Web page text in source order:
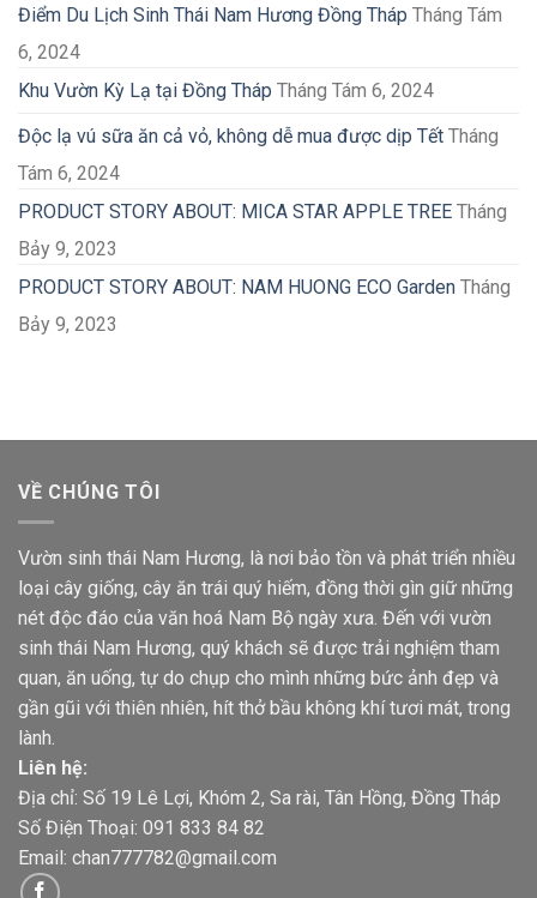
Điểm Du Lịch Sinh Thái Nam Hương Đồng Tháp Tháng Tám
6, 2024
Khu Vườn Kỳ Lạ tại Đồng Tháp Tháng Tám 6, 2024
Độc lạ vú sữa ăn cả vỏ, không dễ mua được dịp Tết Tháng
Tám 6, 2024
PRODUCT STORY ABOUT: MICA STAR APPLE TREE Tháng
Bảy 9, 2023
PRODUCT STORY ABOUT: NAM HUONG ECO Garden Tháng
Bảy 9, 2023
VỀ CHÚNG TÔI
Vườn sinh thái Nam Hương, là nơi bảo tồn và phát triển nhiều
loại cây giống, cây ăn trái quý hiếm, đồng thời gìn giữ những
nét độc đáo của văn hoá Nam Bộ ngày xưa. Đến với vườn
sinh thái Nam Hương, quý khách sẽ được trải nghiệm tham
quan, ăn uống, tự do chụp cho mình những bức ảnh đẹp và
gần gũi với thiên nhiên, hít thở bầu không khí tươi mát, trong
lành.
Liên hệ:
Địa chỉ: Số 19 Lê Lợi, Khóm 2, Sa rài, Tân Hồng, Đồng Tháp
Số Điện Thoại: 091 833 84 82
Email: chan777782@gmail.com